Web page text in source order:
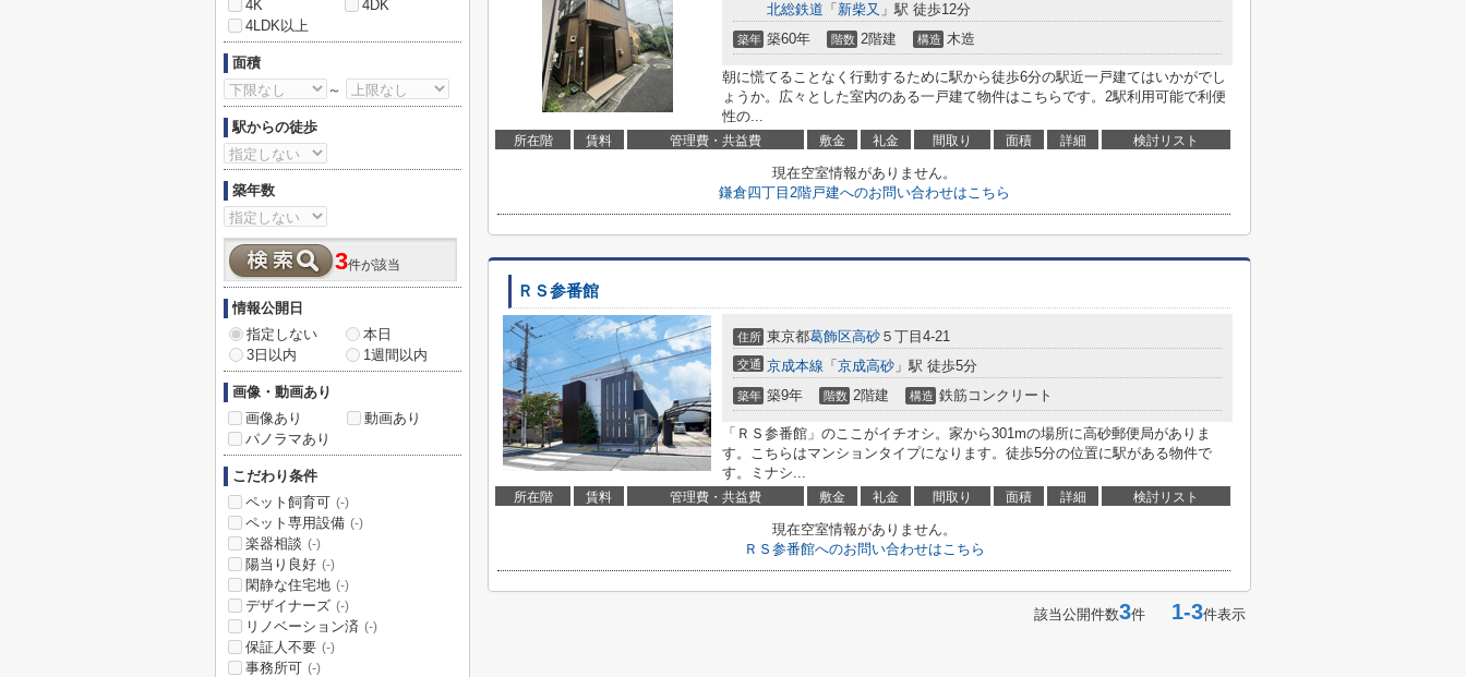
北総鉄道 「 新柴又 」駅 徒歩12分
築年 築60年 階数 2階建 構造 木造
朝に慌てることなく行動するために駅から徒歩6分の駅近一戸建てはいかがでし
ょうか。広々とした室内のある一戸建て物件はこちらです。2駅利用可能で利便
性の...
所在階 賃料 管理費・共益費 敷金 礼金 間取り 面積 詳細 検討リスト
現在空室情報がありません。
鎌倉四丁目2階戸建へのお問い合わせはこちら
ＲＳ参番館
住所 東京都葛飾区高砂 ５丁目4-21
交通 京成本線 「 京成高砂 」駅 徒歩5分
築年 築9年 階数 2階建 構造 鉄筋コンクリート
「ＲＳ参番館」のここがイチオシ。家から301mの場所に高砂郵便局がありま
す。こちらはマンションタイプになります。徒歩5分の位置に駅がある物件で
す。ミナシ...
所在階 賃料 管理費・共益費 敷金 礼金 間取り 面積 詳細 検討リスト
現在空室情報がありません。
ＲＳ参番館へのお問い合わせはこちら
該当公開件数3件 1-3件表示
4K
4DK
4LDK以上
面積
～
駅からの徒歩
築年数
3件が該当
情報公開日
指定しない
本日
3日以内
1週間以内
画像・動画あり
画像あり
動画あり
パノラマあり
こだわり条件
ペット飼育可 (-)
ペット専用設備 (-)
楽器相談 (-)
陽当り良好 (-)
閑静な住宅地 (-)
デザイナーズ (-)
リノベーション済 (-)
保証人不要 (-)
事務所可 (-)